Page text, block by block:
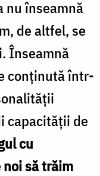
înseamnă
de altfel, se
Înseamnă
conținută într-
capacităţii de
cu
să trăim